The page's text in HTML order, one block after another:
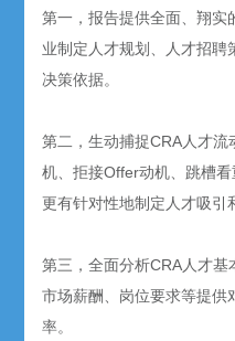
第一，报告提供全面、翔实
业制定人才规划、人才招聘
决策依据。
第二，生动捕捉CRA人才
机、拒接Offer动机、跳槽
更有针对性地制定人才吸引
第三，全面分析CRA人才
市场薪酬、岗位要求等提供
率。